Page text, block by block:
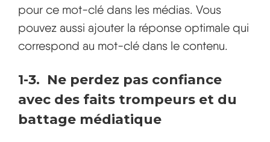
pour ce mot-clé dans les médias. Vous
pouvez aussi ajouter la réponse optimale qui
correspond au mot-clé dans le contenu.
1-3. Ne perdez pas confiance
avec des faits trompeurs et du
battage médiatique